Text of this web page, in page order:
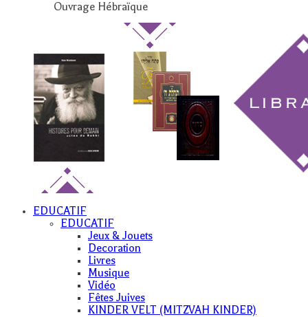
Ouvrage Hébraïque
EDUCATIF
EDUCATIF
Jeux & Jouets
Decoration
Livres
Musique
Vidéo
Fêtes Juives
KINDER VELT (MITZVAH KINDER)